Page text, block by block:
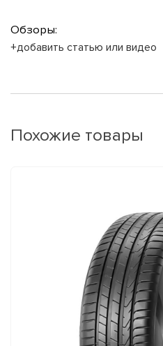
Обзоры:
+добавить статью или видео
Похожие товары